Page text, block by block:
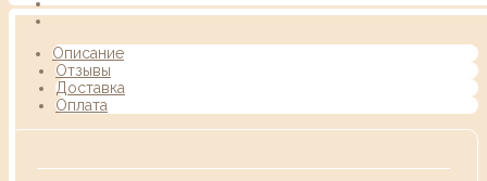
Описание
Отзывы
Доставка
Оплата